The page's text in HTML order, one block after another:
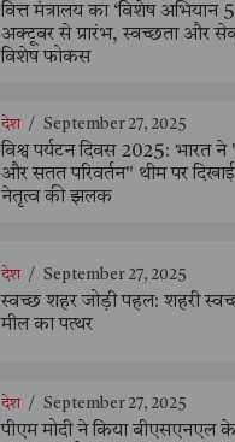
वित्त मंत्रालय का ‘विशेष अभियान
अक्टूबर से प्रारंभ, स्वच्छता और
विशेष फोकस
देश / September 27, 2025
विश्व पर्यटन दिवस 2025: भारत ने
और सतत परिवर्तन" थीम पर
नेतृत्व की झलक
देश / September 27, 2025
स्वच्छ शहर जोड़ी पहल: शहरी
मील का पत्थर
देश / September 27, 2025
पीएम मोदी ने किया बीएसएनएल